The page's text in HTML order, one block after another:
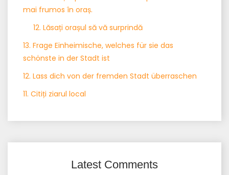
mai frumos în oraș.
12. Lăsați orașul să vă surprindă
13. Frage Einheimische, welches für sie das
schönste in der Stadt ist
12. Lass dich von der fremden Stadt überraschen
11. Citiți ziarul local
Latest Comments